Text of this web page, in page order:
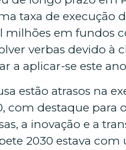
taxa de execução
milhões em fundos
verbas devido à
a aplicar-se este
estão atrasos na
com destaque para
a inovação e a
2030 estava com